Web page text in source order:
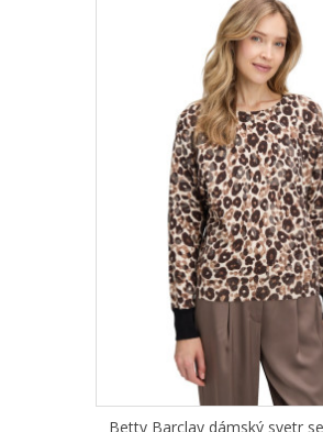
Betty Barclay dámský svetr